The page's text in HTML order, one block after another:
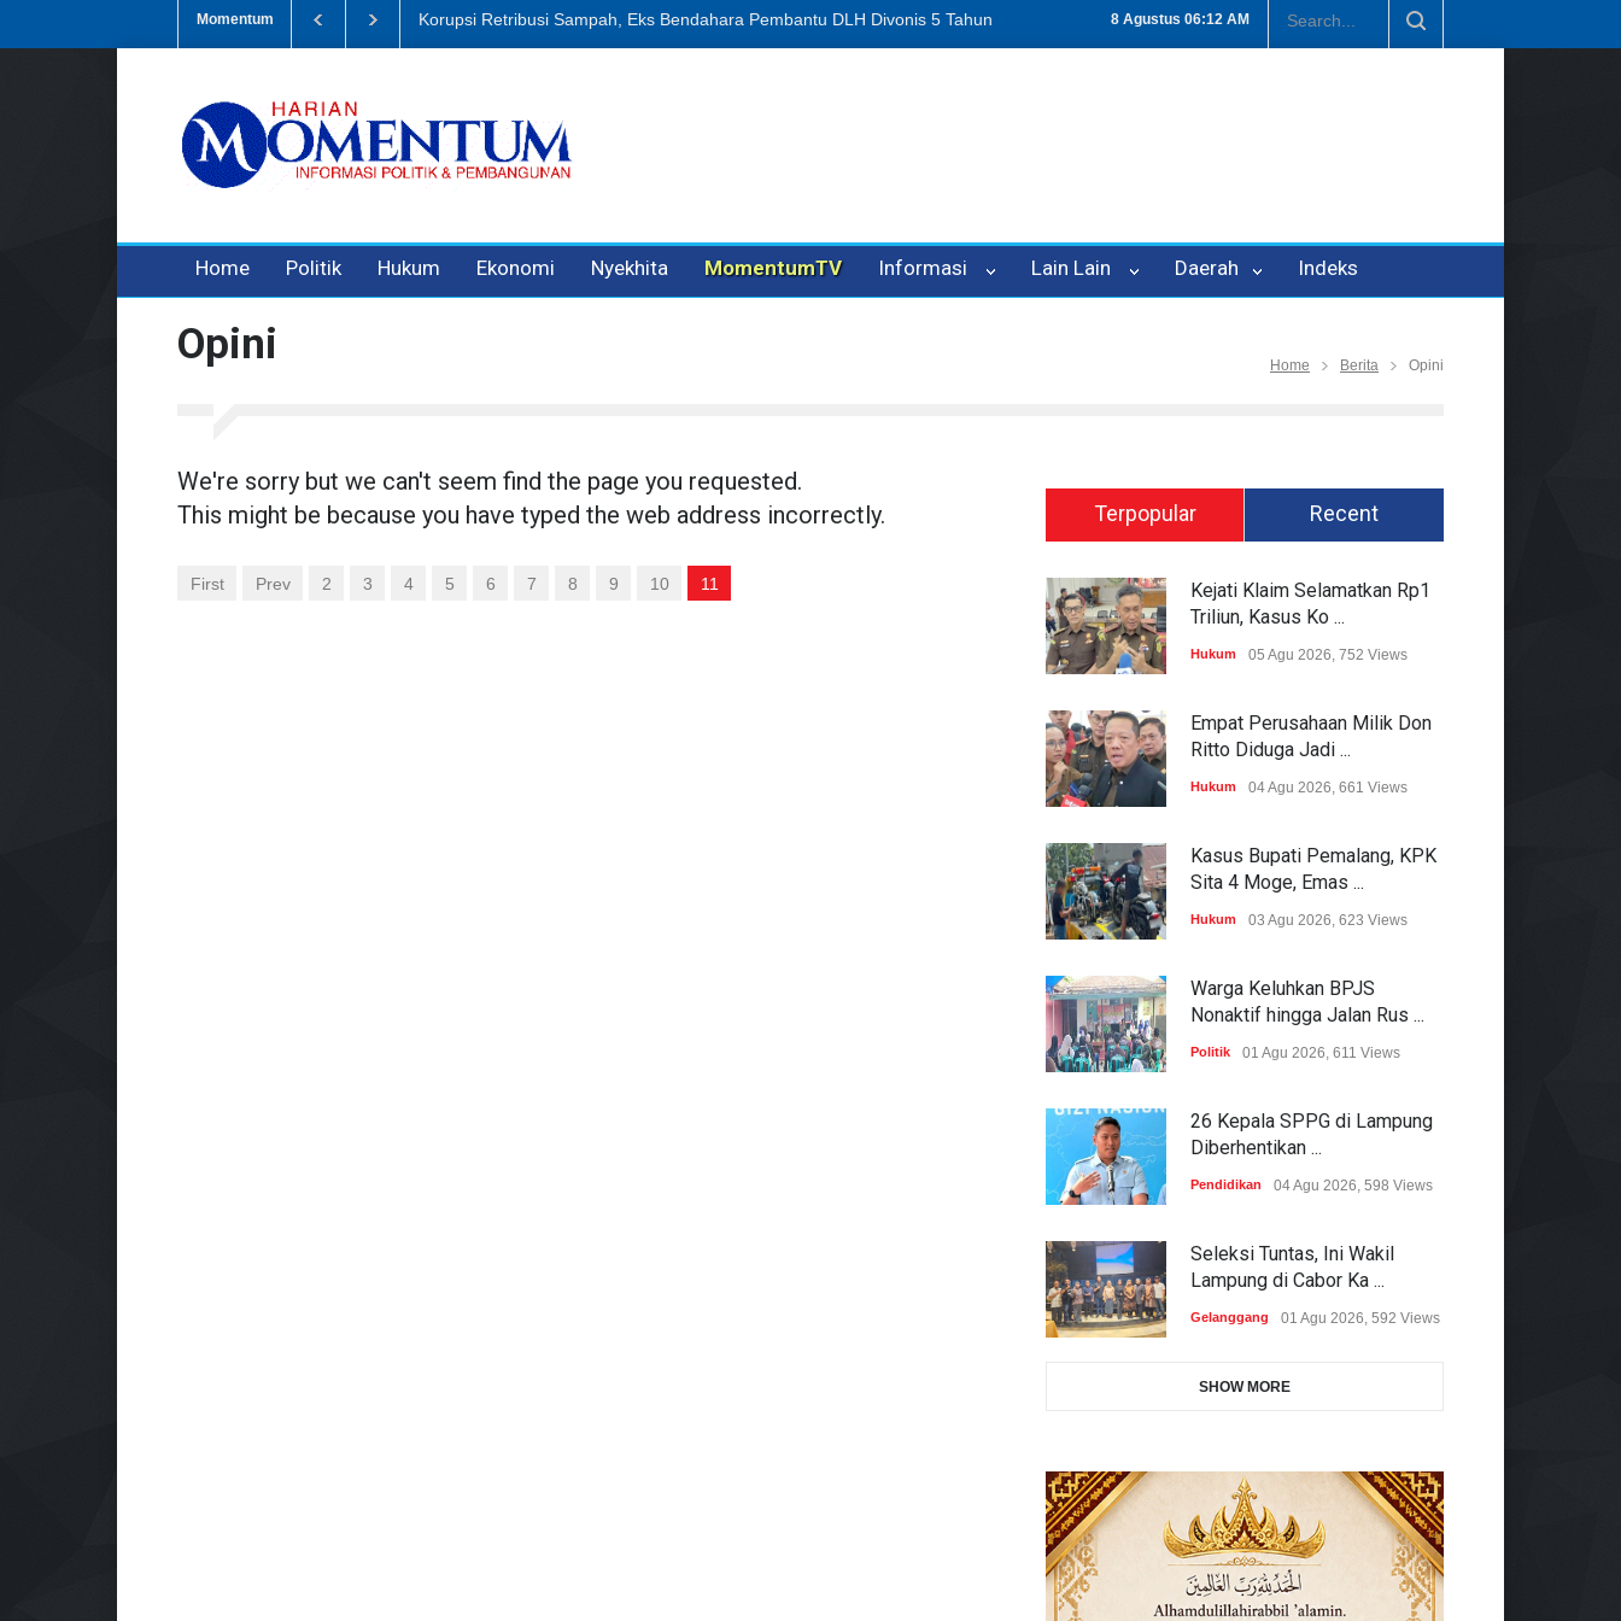
8 Agustus 06:12 AM
Momentum Korupsi Retribusi Sampah, Eks Bendahara Pembantu DLH Divonis 5 Tahun Dugaan Penipuan Oleh Oknum Kadis, Kuasa Hukum Pelapor Desak Polisi
Home Politik Hukum Ekonomi Nyekhita MomentumTV Informasi Lain Lain Daerah Indeks
Opini Home Berita Opini
We're sorry but we can't seem find the page you requested.
This might be because you have typed the web address incorrectly.
First Prev 2 3 4 5 6 7 8 9 10 11
Terpopular Recent
Kejati Klaim Selamatkan Rp1
Triliun, Kasus Ko ...
Hukum 05 Agu 2026, 752 Views
Empat Perusahaan Milik Don
Ritto Diduga Jadi ...
Hukum 04 Agu 2026, 661 Views
Kasus Bupati Pemalang, KPK
Sita 4 Moge, Emas ...
Hukum 03 Agu 2026, 623 Views
Warga Keluhkan BPJS
Nonaktif hingga Jalan Rus ...
Politik 01 Agu 2026, 611 Views
26 Kepala SPPG di Lampung
Diberhentikan ...
Pendidikan 04 Agu 2026, 598 Views
Seleksi Tuntas, Ini Wakil
Lampung di Cabor Ka ...
Gelanggang 01 Agu 2026, 592 Views
SHOW MORE